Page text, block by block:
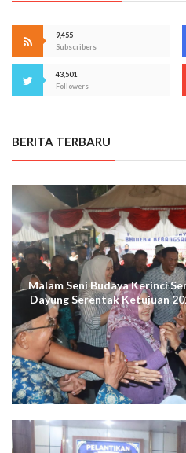
9,455
Subscribers
43,501
Followers
BERITA TERBARU
Malam Seni Budaya Kerinci
Dayung Serentak Ketujuan
Terus Menggema